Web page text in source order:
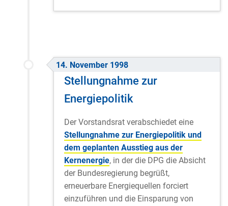
14. November 1998
Stellungnahme zur
Energiepolitik
Der Vorstandsrat verabschiedet eine
Stellungnahme zur Energiepolitik und
dem geplanten Ausstieg aus der
Kernenergie, in der die DPG die Absicht
der Bundesregierung begrüßt,
erneuerbare Energiequellen forciert
einzuführen und die Einsparung von